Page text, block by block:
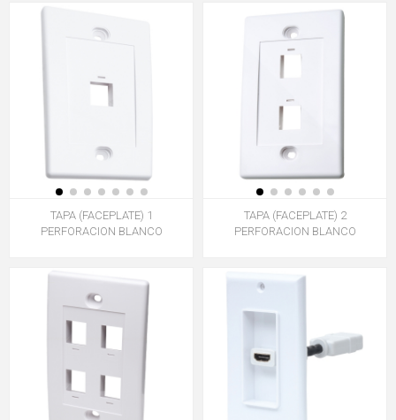
TAPA (FACEPLATE) 1
PERFORACION BLANCO
TAPA (FACEPLATE) 2
PERFORACION BLANCO